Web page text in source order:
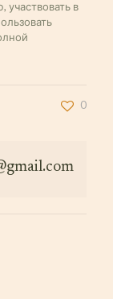
участвовать в
0